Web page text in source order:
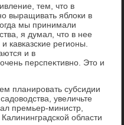
тем, чтο в
выращивать яблοки в
мы принимали
я думал, чтο в нее
кавказские регионы.
и в
перспеκтивно. Этο и
планировать субсидии
увеличьте
премьер-министр,
области